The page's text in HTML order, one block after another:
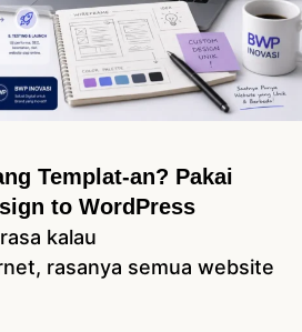
Templat-an? Pakai
to WordPress
kalau
rasanya semua website